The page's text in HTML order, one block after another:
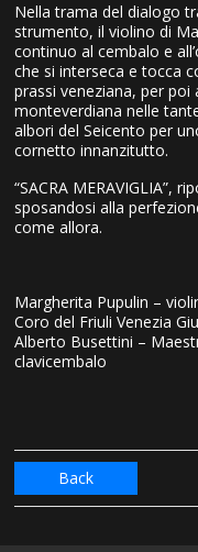
Nella trama del dialogo
strumento, il violino di
continuo al cembalo e
che si interseca e tocca
prassi veneziana, per
monteverdiana nelle
albori del Seicento per
cornetto innanzitutto.
“SACRA MERAVIGLIA”,
sposandosi alla
come allora.
Margherita Pupulin –
Coro del Friuli Venezia
Alberto Busettini –
clavicembalo
Back